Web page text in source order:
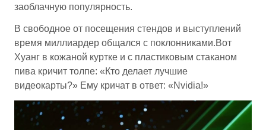
заоблачную популярность.
В свободное от посещения стендов и выступлений
время миллиардер общался с поклонниками.Вот
Хуанг в кожаной куртке и с пластиковым стаканом
пива кричит толпе: «Кто делает лучшие
видеокарты?» Ему кричат в ответ: «Nvidia!»